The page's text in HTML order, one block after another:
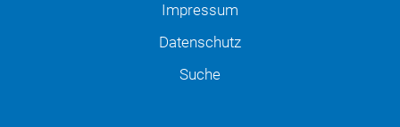
Impressum
Datenschutz
Suche